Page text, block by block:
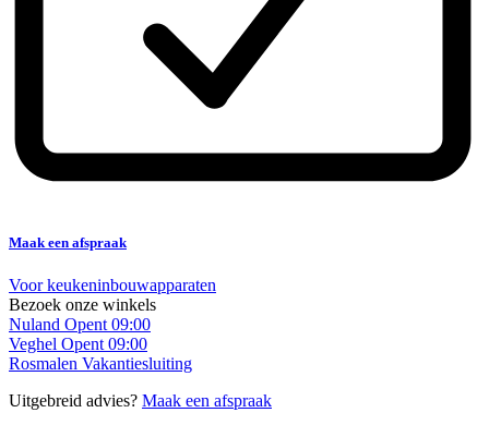
Maak een afspraak
Voor keukeninbouwapparaten
Bezoek onze winkels
Nuland Opent 09:00
Veghel Opent 09:00
Rosmalen Vakantiesluiting
Uitgebreid advies? Maak een afspraak